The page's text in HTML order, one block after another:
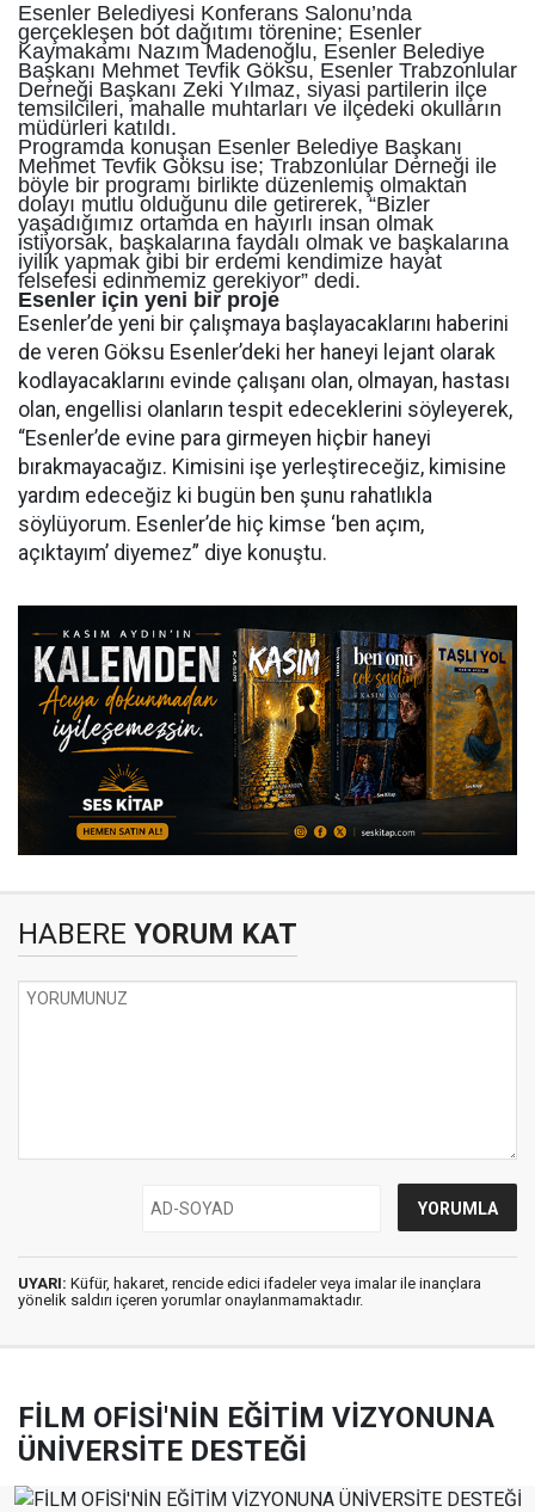
Esenler Belediyesi Konferans Salonu’nda
gerçekleşen bot dağıtımı törenine; Esenler
Kaymakamı Nazım Madenoğlu, Esenler Belediye
Başkanı Mehmet Tevfik Göksu, Esenler Trabzonlular
Derneği Başkanı Zeki Yılmaz, siyasi partilerin ilçe
temsilcileri, mahalle muhtarları ve ilçedeki okulların
müdürleri katıldı.
Programda konuşan Esenler Belediye Başkanı
Mehmet Tevfik Göksu ise; Trabzonlular Derneği ile
böyle bir programı birlikte düzenlemiş olmaktan
dolayı mutlu olduğunu dile getirerek, “Bizler
yaşadığımız ortamda en hayırlı insan olmak
istiyorsak, başkalarına faydalı olmak ve başkalarına
iyilik yapmak gibi bir erdemi kendimize hayat
felsefesi edinmemiz gerekiyor” dedi.
Esenler için yeni bir proje
Esenler’de yeni bir çalışmaya başlayacaklarını haberini
de veren Göksu Esenler’deki her haneyi lejant olarak
kodlayacaklarını evinde çalışanı olan, olmayan, hastası
olan, engellisi olanların tespit edeceklerini söyleyerek,
“Esenler’de evine para girmeyen hiçbir haneyi
bırakmayacağız. Kimisini işe yerleştireceğiz, kimisine
yardım edeceğiz ki bugün ben şunu rahatlıkla
söylüyorum. Esenler’de hiç kimse ‘ben açım,
açıktayım’ diyemez” diye konuştu.
HABERE YORUM KAT
UYARI: Küfür, hakaret, rencide edici ifadeler veya imalar ile inançlara
yönelik saldırı içeren yorumlar onaylanmamaktadır.
FİLM OFİSİ'NİN EĞİTİM VİZYONUNA
ÜNİVERSİTE DESTEĞİ